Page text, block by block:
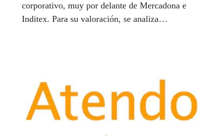
corporativo, muy por delante de Mercadona e
Inditex. Para su valoración, se analiza